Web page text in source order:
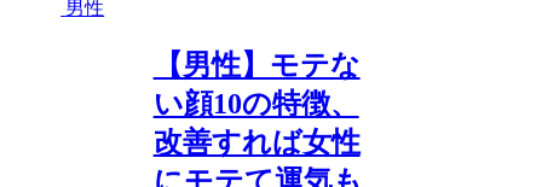
男性
【男性】モテな
い顔10の特徴、
改善すれば女性
にモテて運気も